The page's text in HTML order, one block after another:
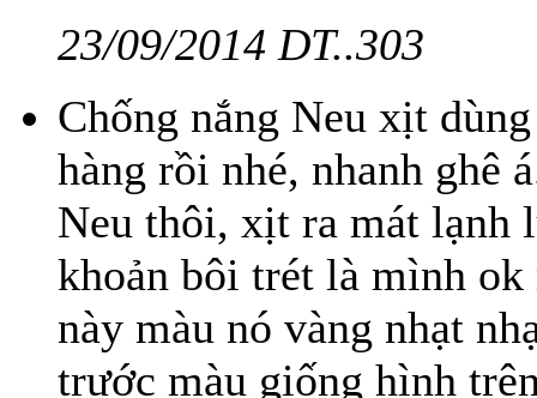
23/09/2014 DT..303
Chống nắng Neu xịt
hàng rồi nhé, nhanh ghê
Neu thôi, xịt ra mát lạnh
khoản bôi trét là mình
này màu nó vàng nhạt
trước màu giống hình